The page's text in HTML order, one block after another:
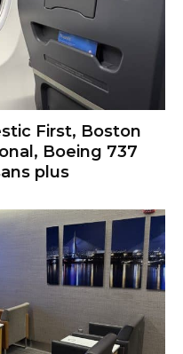
First, Boston
Boeing 737
plus